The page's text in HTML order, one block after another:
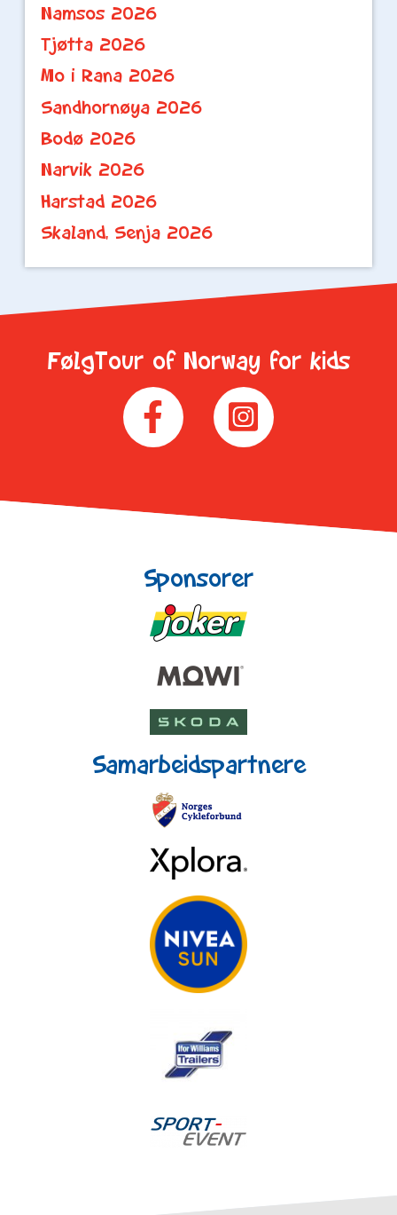
Namsos 2026
Tjøtta 2026
Mo i Rana 2026
Sandhornøya 2026
Bodø 2026
Narvik 2026
Harstad 2026
Skaland, Senja 2026
FølgTour of Norway for kids
Sponsorer
Samarbeidspartnere